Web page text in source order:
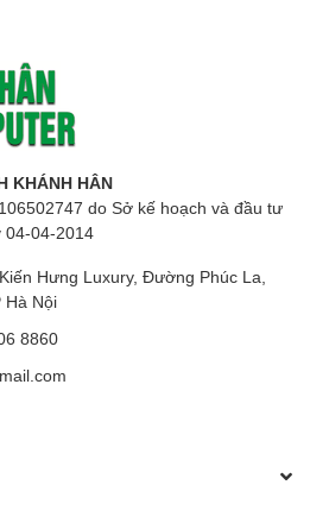
KHÁNH HÂN
do Sở kế hoạch và đầu tư
04-04-2014
Hưng Luxury, Đường Phúc La,
Hà Nội
8860